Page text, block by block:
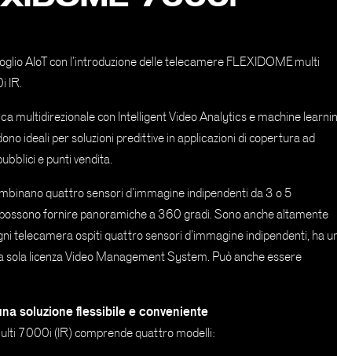
AIoT con l’introduzione delle telecamere FLEXIDOME multi
IR.
multidirezionale con Intelligent Video Analytics e machine
ideali per soluzioni predittive in applicazioni di copertura ad
e punti vendita.
quattro sensori d’immagine indipendenti da 3 o 5
fornire panoramiche a 360 gradi. Sono anche altamente
telecamera ospiti quattro sensori d’immagine indipendenti, ha
sola licenza Video Management System. Può anche essere
soluzione flessibile e conveniente
7000i (IR) comprende quattro modelli: